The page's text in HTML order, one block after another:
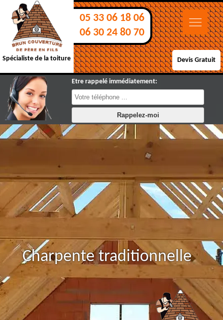
Spécialiste de la toiture
05 33 06 18 06
06 30 24 80 70
Devis Gratuit
Etre rappelé immédiatement:
Charpente traditionnelle